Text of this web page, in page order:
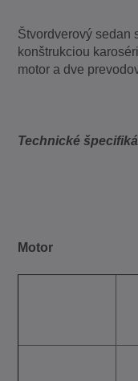
Štvordverový sedan
konštrukciou
motor a dve
Technické
Motor